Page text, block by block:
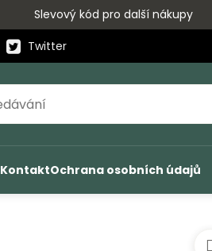
Slevový kód pro další nákupy
Twitter
KontaktOchrana osobních údajů